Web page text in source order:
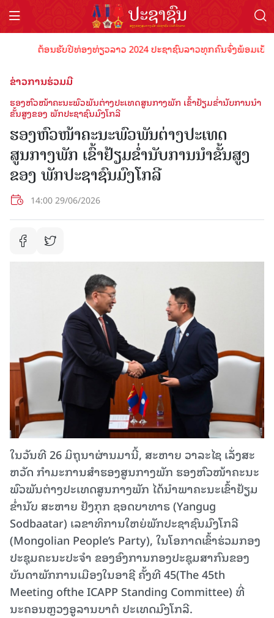
ຕ້ອນຮັບປີທ່ອງທ່ຽວລາວ 2024 ປະຊາຊົນລາວທຸກຄົນຈົ່ງພ້ອມເປັນ
ຂ່າວການຮ່ວມມື
ຮອງຫົວໜ້າຄະນະພົວພັນຕ່າງປະເທດສູນກາງພັກ ເຂົ້າຢ້ຽມຂໍ່ານັບການນຳ
ຂັ້ນສູງຂອງ ພັກປະຊາຊົນມົງໂກລີ
ຮອງຫົວໜ້າຄະນະພົວພັນຕ່າງປະເທດ
ສູນກາງພັກ ເຂົ້າຢ້ຽມຂໍ່ານັບການນຳຂັ້ນສູງ
ຂອງ ພັກປະຊາຊົນມົງໂກລີ
14:00 29/06/2026
ໃນວັນທີ 26 ມິຖຸນາຜ່ານມານີ້, ສະຫາຍ ວາລະໄຊ ເລັ່ງສະ
ຫວັດ ກຳມະການສໍາຮອງສູນກາງພັກ ຮອງຫົວໜ້າຄະນະ
ພົວພັນຕ່າງປະເທດສູນກາງພັກ ໄດ້ນຳພາຄະນະເຂົ້າຢ້ຽມ
ຂໍ່ານັບ ສະຫາຍ ຢັງກຸກ ຊອດບາທາຣ (Yangug
Sodbaatar) ເລຂາທິການໃຫຍ່ພັກປະຊາຊົນມົງໂກລີ
(Mongolian People’s Party), ໃນໂອກາດເຂົ້າຮ່ວມກອງ
ປະຊຸມຄະນະປະຈໍາ ຂອງອົງການກອງປະຊຸມສາກົນຂອງ
ບັນດາພັກການເມືອງໃນອາຊີ ຄັ້ງທີ 45(The 45th
Meeting ofthe ICAPP Standing Committee) ທີ່
ນະຄອນຫຼວງອູລານບາຕໍ ປະເທດມົງໂກລີ.